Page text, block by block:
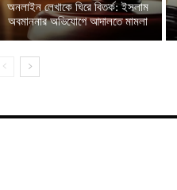
অনলাইন লেখাকে ঘিরে বিতর্ক: ইসলাম
অবমাননার অভিযোগে আদালতে মামলা